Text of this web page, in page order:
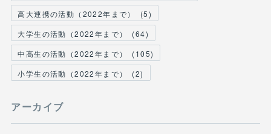
高大連携の活動（2022年まで）
(5)
大学生の活動（2022年まで）
(64)
中高生の活動（2022年まで）
(105)
小学生の活動（2022年まで）
(2)
アーカイブ